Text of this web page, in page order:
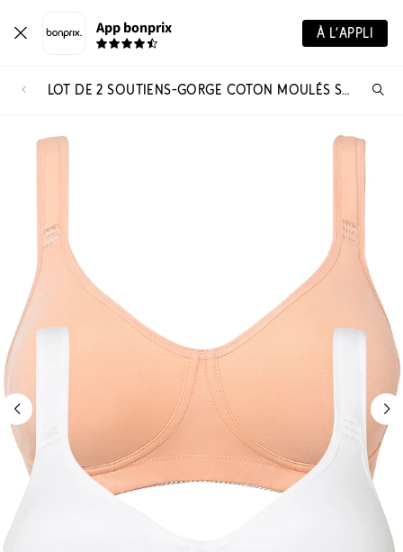
App bonprix À L’APPLI
LOT DE 2 SOUTIENS-GORGE COTON MOULÉS SANS ARMATURES